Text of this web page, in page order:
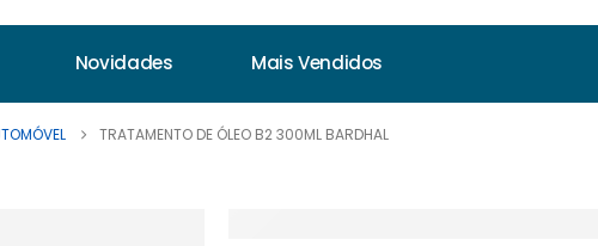
Novidades Mais Vendidos
TRATAMENTO DE ÓLEO B2 300ML BARDHAL